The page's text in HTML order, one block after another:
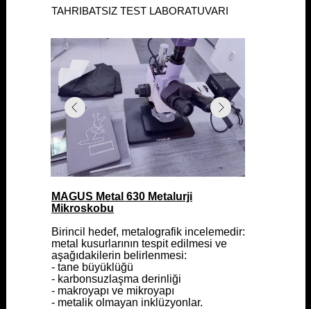
TAHRIBATSIZ TEST LABORATUVARI
MAGUS Metal 630 Metalurji
Mikroskobu
Birincil hedef, metalografik incelemedir:
metal kusurlarının tespit edilmesi ve
aşağıdakilerin belirlenmesi:
- tane büyüklüğü
- karbonsuzlaşma derinliği
- makroyapı ve mikroyapı
- metalik olmayan inklüzyonlar.
MAGUS Metal 630 Metalurji
Mikroskobu
Birincil hedef, metalografik incelemedir:
metal kusurlarının tespit edilmesi ve
aşağıdakilerin belirlenmesi:
- tane büyüklüğü
- karbonsuzlaşma derinliği
- makroyapı ve mikroyapı
- metalik olmayan inklüzyonlar.
TAHRIBATSIZ TEST LABORATUVARI